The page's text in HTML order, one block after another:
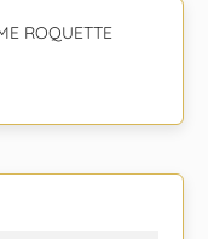
ROQUETTE